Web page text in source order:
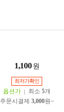
1,100 원
최저가확인
옵션가 최소 5개
주문시결제 3,000원~